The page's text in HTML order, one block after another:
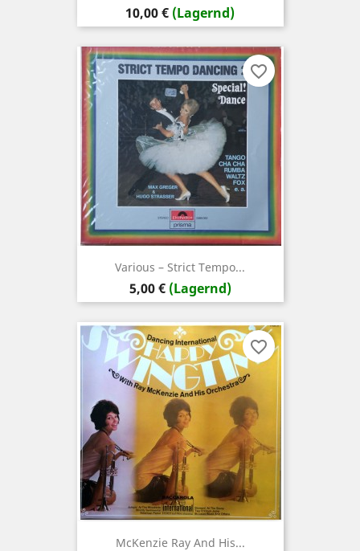
Preis
10,00 € (Lagernd)
Various ‎– Strict Tempo...
Preis
5,00 € (Lagernd)
favorite_border
McKenzie Ray And His...
favorite_border